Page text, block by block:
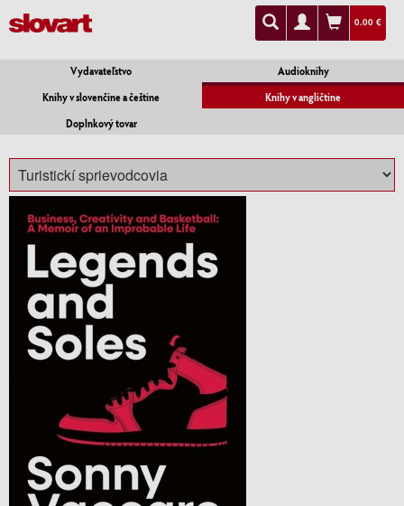
0.00 €
Vydavateľstvo
Audioknihy
Knihy v slovenčine a češtine
Knihy v angličtine
Doplnkový tovar